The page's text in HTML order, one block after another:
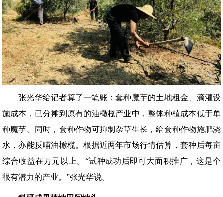
张光华给记者算了一笔账：套种魔芋的土地租金、滴灌设
施成本，已分摊到原有的油橄榄产业中，整体种植成本低于单
种魔芋。同时，套种作物可抑制杂草生长，给套种作物施肥浇
水，亦能反哺油橄榄。根据近两年市场行情估算，套种后每亩
综合收益在万元以上。“试种成功后即可大面积推广，这是个
很有潜力的产业。”张光华说。